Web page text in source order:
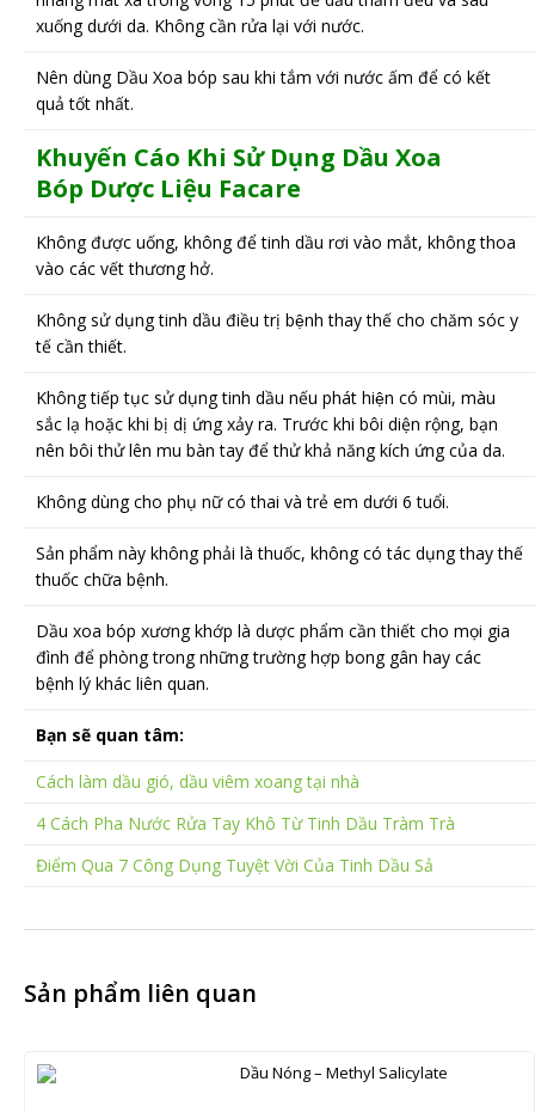
xuống dưới da. Không cần rửa lại với nước.
Nên dùng Dầu Xoa bóp sau khi tắm với nước ấm để có kết
quả tốt nhất.
Khuyến Cáo Khi Sử Dụng Dầu Xoa
Bóp Dược Liệu Facare
Không được uống, không để tinh dầu rơi vào mắt, không thoa
vào các vết thương hở.
Không sử dụng tinh dầu điều trị bệnh thay thế cho chăm sóc y
tế cần thiết.
Không tiếp tục sử dụng tinh dầu nếu phát hiện có mùi, màu
sắc lạ hoặc khi bị dị ứng xảy ra. Trước khi bôi diện rộng, bạn
nên bôi thử lên mu bàn tay để thử khả năng kích ứng của da.
Không dùng cho phụ nữ có thai và trẻ em dưới 6 tuổi.
Sản phẩm này không phải là thuốc, không có tác dụng thay thế
thuốc chữa bệnh.
Dầu xoa bóp xương khớp là dược phẩm cần thiết cho mọi gia
đình để phòng trong những trường hợp bong gân hay các
bệnh lý khác liên quan.
Bạn sẽ quan tâm:
Cách làm dầu gió, dầu viêm xoang tại nhà
4 Cách Pha Nước Rửa Tay Khô Từ Tinh Dầu Tràm Trà
Điểm Qua 7 Công Dụng Tuyệt Vời Của Tinh Dầu Sả
Sản phẩm liên quan
Dầu Nóng – Methyl Salicylate